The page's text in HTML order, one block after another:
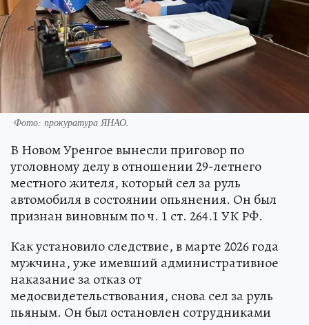
Фото: прокуратура ЯНАО.
В Новом Уренгое вынесли приговор по
уголовному делу в отношении 29-летнего
местного жителя, который сел за руль
автомобиля в состоянии опьянения. Он был
признан виновным по ч. 1 ст. 264.1 УК РФ.
Как установило следствие, в марте 2026 года
мужчина, уже имевший административное
наказание за отказ от
медосвидетельствования, снова сел за руль
пьяным. Он был остановлен сотрудниками